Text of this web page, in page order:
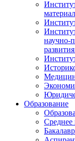
научно-
Образование
Среднее